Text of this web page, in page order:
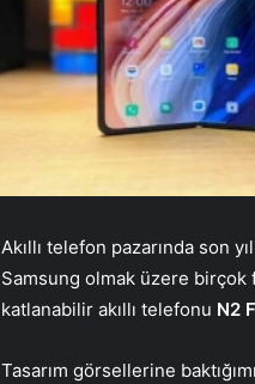
Akıllı telefon pazarında son
Samsung olmak üzere birçok
katlanabilir akıllı telefonu N2
Tasarım görsellerine